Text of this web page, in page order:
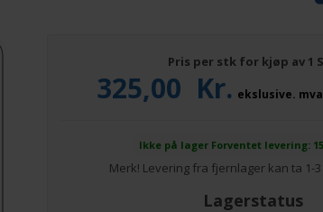
Pris per stk for kjøp av 1
325,00 Kr. ekslusive.
Ikke på lager Forventet levering:
Merk! Levering fra fjernlager kan ta 1-
Lagerstatus